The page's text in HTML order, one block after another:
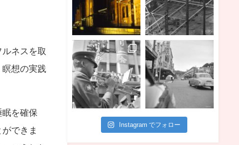
ネスを取
想の実践
眠を確保
できま
Instagram でフォロー